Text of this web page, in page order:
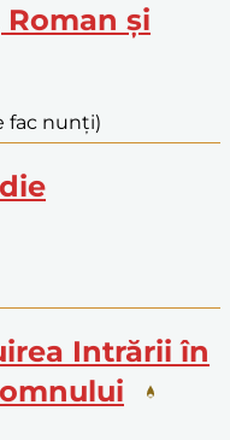
Roman și
fac nunți)
Intrării în